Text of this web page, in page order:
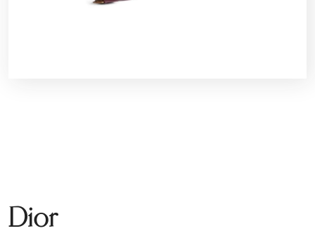
Dior